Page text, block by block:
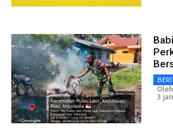
Oleh
3